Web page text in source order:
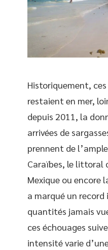
Historiquement,
restaient en mer,
depuis 2011, la
arrivées de
prennent de
Caraïbes, le littoral
Mexique ou encore
a marqué un
quantités jamais
ces échouages
intensité varie